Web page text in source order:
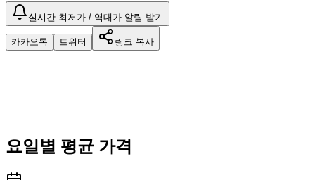
실시간 최저가 / 역대가 알림 받기
카카오톡 트위터 링크 복사
요일별 평균 가격